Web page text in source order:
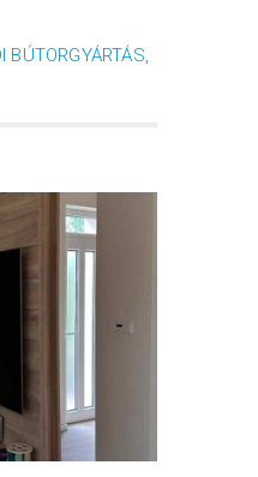
BÚTORGYÁRTÁS,